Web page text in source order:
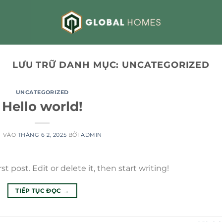
LƯU TRỮ DANH MỤC: UNCATEGORIZED
UNCATEGORIZED
Hello world!
VÀO THÁNG 6 2, 2025 BỞI ADMIN
post. Edit or delete it, then start writing!
TIẾP TỤC ĐỌC →